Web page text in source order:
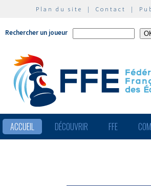
Plan du site | Contact |
Rechercher un joueur
ACCUEIL DÉCOUVRIR FFE